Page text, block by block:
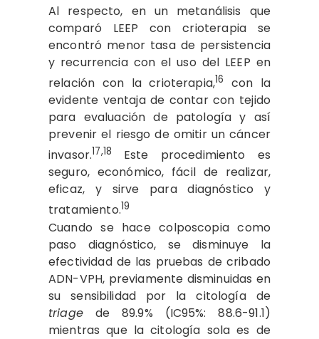
Al respecto, en un metanálisis que
comparó LEEP con crioterapia se
encontró menor tasa de persistencia
y recurrencia con el uso del LEEP en
relación con la crioterapia,16
con la
evidente ventaja de contar con tejido
para evaluación de patología y así
prevenir el riesgo de omitir un cáncer
invasor.17,18
Este procedimiento es
seguro, económico, fácil de realizar,
eficaz, y sirve para diagnóstico y
tratamiento.19
Cuando se hace colposcopia como
paso diagnóstico, se disminuye la
efectividad de las pruebas de cribado
ADN-VPH, previamente disminuidas en
su sensibilidad por la citología de
triagede 89.9% (IC95%: 88.6-91.1)
mientras que la citología sola es de